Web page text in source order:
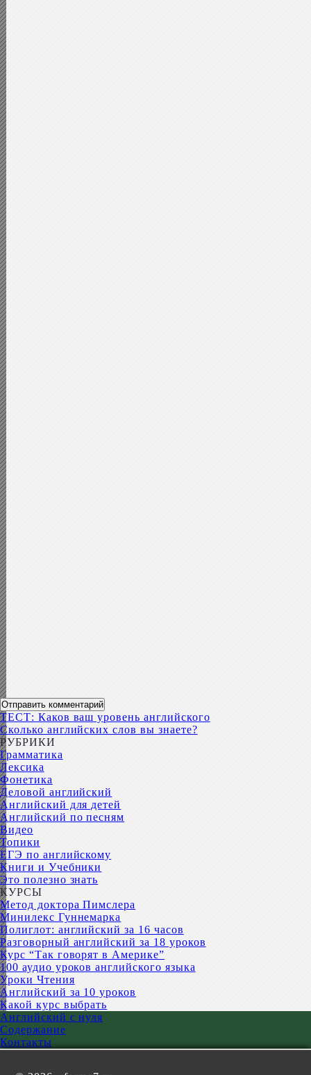
ТЕСТ: Каков ваш уровень английского
Сколько английских слов вы знаете?
РУБРИКИ
Грамматика
Лексика
Фонетика
Деловой английский
Английский для детей
Английский по песням
Видео
Топики
ЕГЭ по английскому
Книги и Учебники
Это полезно знать
КУРСЫ
Метод доктора Пимслера
Минилекс Гуннемарка
Полиглот: английский за 16 часов
Разговорный английский за 18 уроков
Курс “Так говорят в Америке”
100 аудио уроков английского языка
Уроки Чтения
Английский за 10 уроков
Какой курс выбрать
Английский с нуля
Содержание
Контакты